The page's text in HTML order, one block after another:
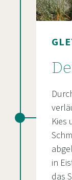
Kies
in
das